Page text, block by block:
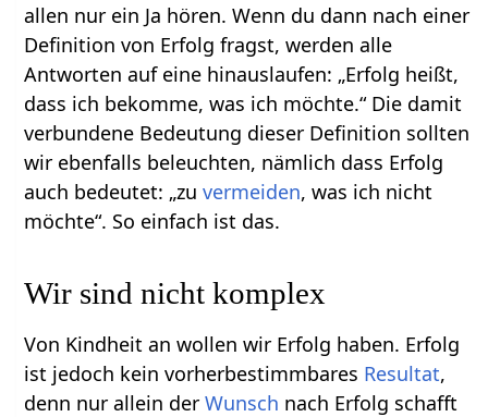
allen nur ein Ja hören. Wenn du dann nach einer
Definition von Erfolg fragst, werden alle
Antworten auf eine hinauslaufen: „Erfolg heißt,
dass ich bekomme, was ich möchte.“ Die damit
verbundene Bedeutung dieser Definition sollten
wir ebenfalls beleuchten, nämlich dass Erfolg
auch bedeutet: „zuvermeiden, was ich nicht
möchte“. So einfach ist das.
Wir sind nicht komplex
Von Kindheit an wollen wir Erfolg haben. Erfolg
ist jedoch kein vorherbestimmbares Resultat,
denn nur allein derWunsch nach Erfolg schafft